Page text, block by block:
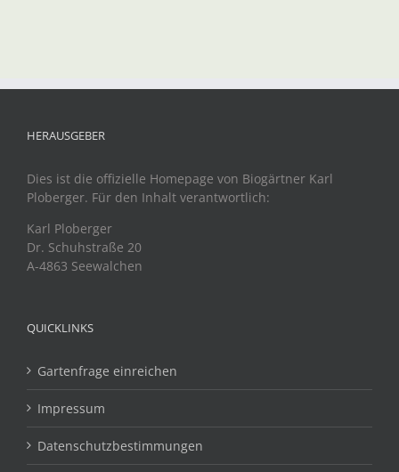
HERAUSGEBER
Dies ist die offizielle Homepage von Biogärtner Karl
Ploberger. Für den Inhalt verantwortlich:
Karl Ploberger
Dr. Schuhstraße 20
A-4863 Seewalchen
QUICKLINKS
Gartenfrage einreichen
Impressum
Datenschutzbestimmungen